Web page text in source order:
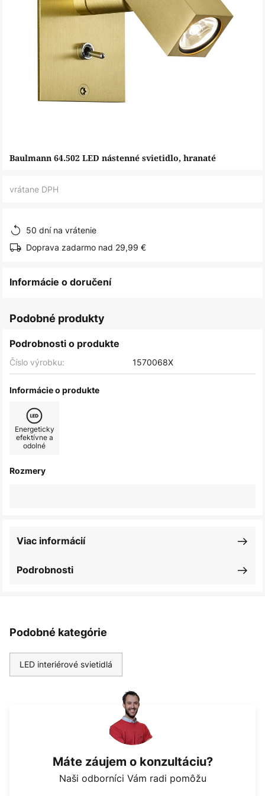
Preskočiť
Baulmann 64.502 LED nástenné svietidlo, hranaté
vrátane DPH
50 dní na vrátenie
Doprava zadarmo nad 29,99 €
Informácie o doručení
Podobné produkty
Podrobnosti o produkte
Číslo výrobku: 1570068X
Informácie o produkte
Energeticky
efektívne a
odolné
Rozmery
Podrobnosti
Viac informácií
Podobné kategórie
LED interiérové svietidlá
Máte záujem o konzultáciu?
Naši odborníci Vám radi pomôžu